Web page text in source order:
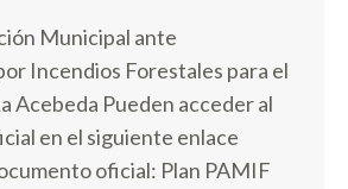
Municipal ante
Incendios Forestales para el
Acebeda Pueden acceder al
en el siguiente enlace
oficial: Plan PAMIF